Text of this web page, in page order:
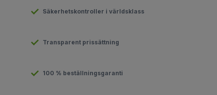
Säkerhetskontroller i världsklass
Transparent prissättning
100 % beställningsgaranti